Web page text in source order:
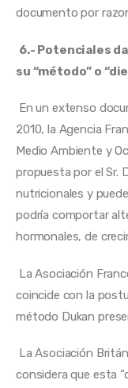
documento por
6.- Potenciales
su “método” o
En un extenso
2010, la Agencia
Medio Ambiente y
propuesta por el Sr.
nutricionales y
podría comportar
hormonales, de
La Asociación
coincide con la
método Dukan
La Asociación
considera que esta